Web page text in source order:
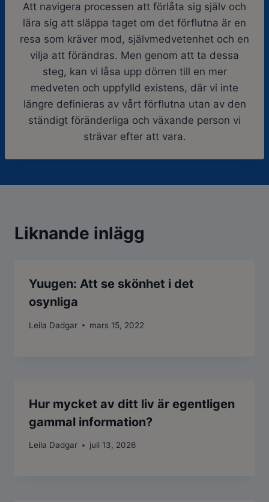
Att navigera processen att förlåta sig själv och
lära sig att släppa taget om det förflutna är en
resa som kräver mod, självmedvetenhet och en
vilja att förändras. Men genom att ta dessa
steg, kan vi låsa upp dörren till en mer
medveten och uppfylld existens, där vi inte
längre definieras av vårt förflutna utan av den
ständigt föränderliga och växande person vi
strävar efter att vara.
Liknande inlägg
Yuugen: Att se skönhet i det
osynliga
Leila Dadgar mars 15, 2022
Hur mycket av ditt liv är egentligen
gammal information?
Leila Dadgar juli 13, 2026